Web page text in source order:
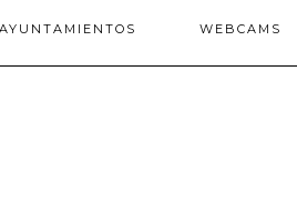
AYUNTAMIENTOS WEBCAMS